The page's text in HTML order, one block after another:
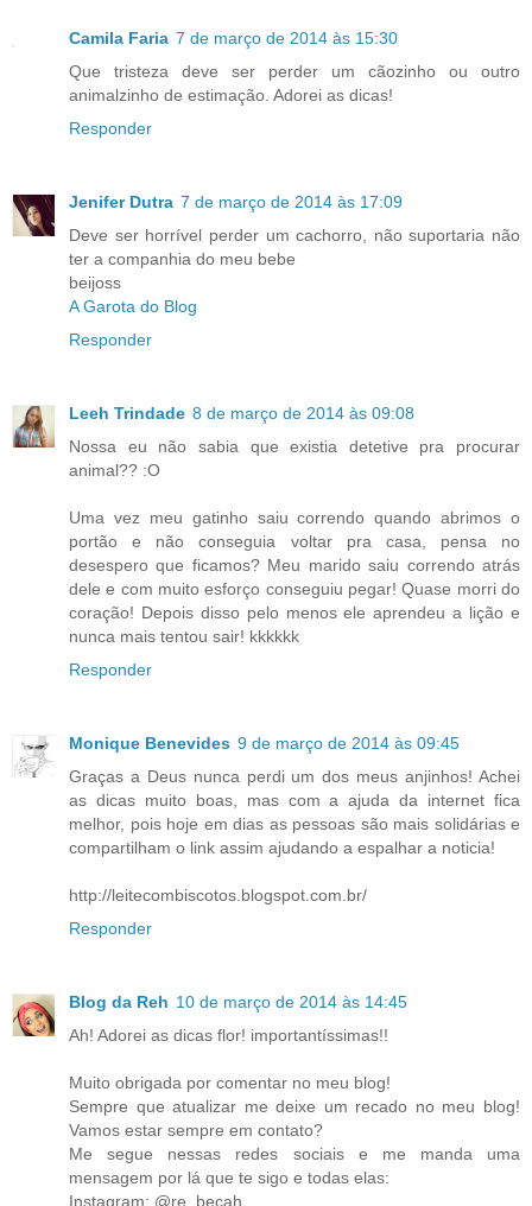
Camila Faria 7 de março de 2014 às 15:30
Que tristeza deve ser perder um cãozinho ou outro
animalzinho de estimação. Adorei as dicas!
Responder
Jenifer Dutra 7 de março de 2014 às 17:09
Deve ser horrível perder um cachorro, não suportaria não
ter a companhia do meu bebe
beijoss
A Garota do Blog
Responder
Leeh Trindade 8 de março de 2014 às 09:08
Nossa eu não sabia que existia detetive pra procurar
animal?? :O
Uma vez meu gatinho saiu correndo quando abrimos o
portão e não conseguia voltar pra casa, pensa no
desespero que ficamos? Meu marido saiu correndo atrás
dele e com muito esforço conseguiu pegar! Quase morri do
coração! Depois disso pelo menos ele aprendeu a lição e
nunca mais tentou sair! kkkkkk
Responder
Monique Benevides 9 de março de 2014 às 09:45
Graças a Deus nunca perdi um dos meus anjinhos! Achei
as dicas muito boas, mas com a ajuda da internet fica
melhor, pois hoje em dias as pessoas são mais solidárias e
compartilham o link assim ajudando a espalhar a noticia!
http://leitecombiscotos.blogspot.com.br/
Responder
Blog da Reh 10 de março de 2014 às 14:45
Ah! Adorei as dicas flor! importantíssimas!!
Muito obrigada por comentar no meu blog!
Sempre que atualizar me deixe um recado no meu blog!
Vamos estar sempre em contato?
Me segue nessas redes sociais e me manda uma
mensagem por lá que te sigo e todas elas:
Instagram: @re_becah